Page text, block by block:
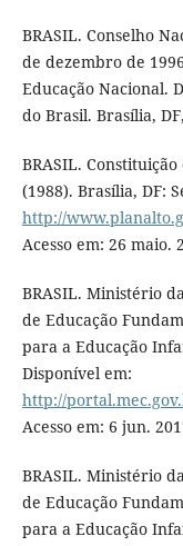
BRASIL. Conselho
de dezembro de
Educação Nacional.
do Brasil. Brasília,
BRASIL.
(1988). Brasília, DF:
http://
Acesso em: 26 maio.
BRASIL. Ministério
de Educação
para a Educação
Disponível em:
http://
Acesso em: 6 jun.
BRASIL. Ministério
de Educação
para a Educação